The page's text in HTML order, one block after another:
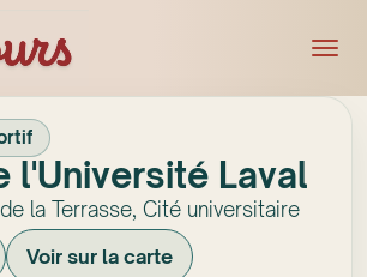
l'Université Laval
la Terrasse, Cité universitaire
Voir sur la carte